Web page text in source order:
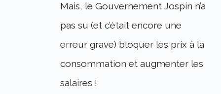
Mais, le Gouvernement Jospin n’a
pas su (et c’était encore une
erreur grave) bloquer les prix à la
consommation et augmenter les
salaires !